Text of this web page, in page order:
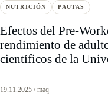
NUTRICIÓN PAUTAS
Efectos del Pre-
rendimiento de
científicos de la
19.11.2025 / maq